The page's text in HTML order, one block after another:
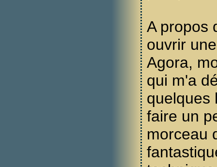
A propos
ouvrir
Agora,
qui m'a
quelques
faire un
morceau